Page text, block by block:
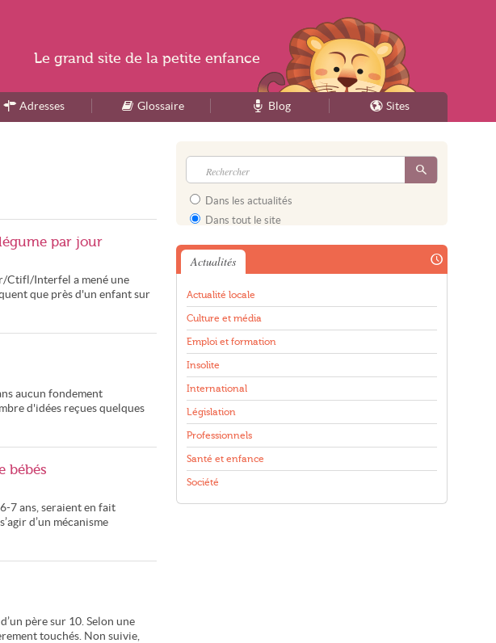
Adresses Glossaire Blog Sites
par jour
Ctifl/Interfel a mené une
que près d'un enfant sur
aucun fondement
d'idées reçues quelques
bébés
7 ans, seraient en fait
d’un mécanisme
père sur 10. Selon une
touchés. Non suivie,
Dans les actualités
Dans tout le site
Actualités
Actualité locale
Culture et média
Emploi et formation
Insolite
International
Législation
Professionnels
Santé et enfance
Société
Le grand site de la petite enfance